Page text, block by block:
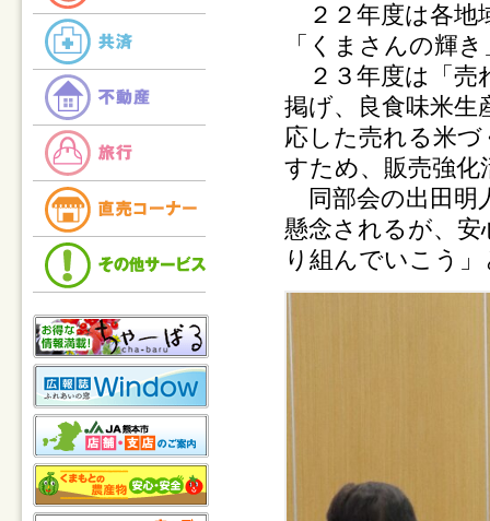
２２年度は各地
「くまさんの輝
２３年度は「売
掲げ、良食味米生
応した売れる米
すため、販売強
同部会の出田明
懸念されるが、安
り組んでいこう